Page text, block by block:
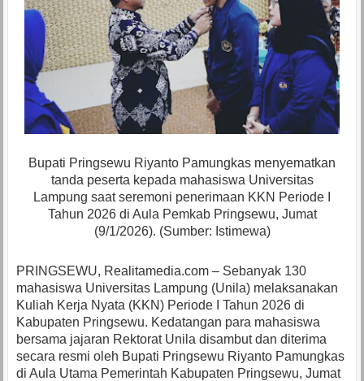
Bupati Pringsewu Riyanto Pamungkas menyematkan
tanda peserta kepada mahasiswa Universitas
Lampung saat seremoni penerimaan KKN Periode I
Tahun 2026 di Aula Pemkab Pringsewu, Jumat
(9/1/2026). (Sumber: Istimewa)
PRINGSEWU, Realitamedia.com – Sebanyak 130
mahasiswa Universitas Lampung (Unila) melaksanakan
Kuliah Kerja Nyata (KKN) Periode I Tahun 2026 di
Kabupaten Pringsewu. Kedatangan para mahasiswa
bersama jajaran Rektorat Unila disambut dan diterima
secara resmi oleh Bupati Pringsewu Riyanto Pamungkas
di Aula Utama Pemerintah Kabupaten Pringsewu, Jumat